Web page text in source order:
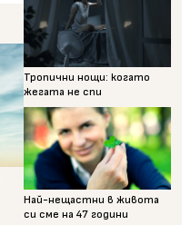
Тропични нощи: когато
жегата не спи
Най-нещастни в живота
си сме на 47 години